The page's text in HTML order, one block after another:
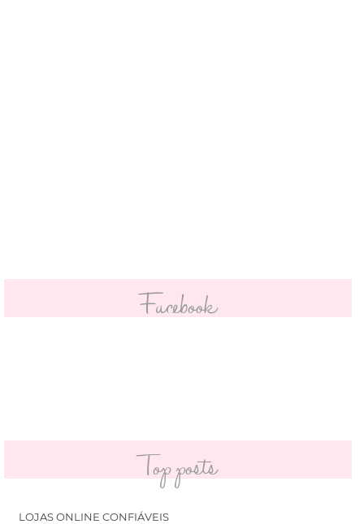
Facebook
Top posts
LOJAS ONLINE CONFIÁVEIS